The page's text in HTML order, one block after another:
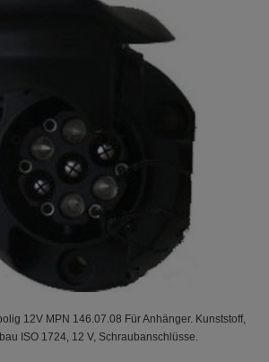
12V MPN 146.07.08 Für Anhänger. Kunststoff,
ISO 1724, 12 V, Schraubanschlüsse.